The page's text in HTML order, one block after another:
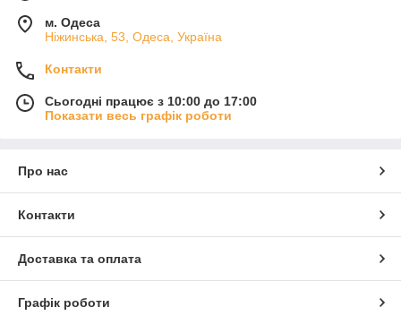
м. Одеса
Ніжинська, 53, Одеса, Україна
Контакти
Сьогодні працює з 10:00 до 17:00
Показати весь графік роботи
Про нас
Контакти
Доставка та оплата
Графік роботи